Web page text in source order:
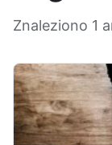
Znaleziono 1